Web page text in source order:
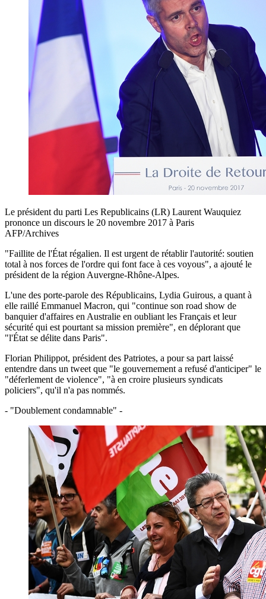
Le président du parti Les Republicains (LR) Laurent Wauquiez
prononce un discours le 20 novembre 2017 à Paris
AFP/Archives
"Faillite de l'État régalien. Il est urgent de rétablir l'autorité: soutien
total à nos forces de l'ordre qui font face à ces voyous", a ajouté le
président de la région Auvergne-Rhône-Alpes.
L'une des porte-parole des Républicains, Lydia Guirous, a quant à
elle raillé Emmanuel Macron, qui "continue son road show de
banquier d'affaires en Australie en oubliant les Français et leur
sécurité qui est pourtant sa mission première", en déplorant que
"l'État se délite dans Paris".
Florian Philippot, président des Patriotes, a pour sa part laissé
entendre dans un tweet que "le gouvernement a refusé d'anticiper" le
"déferlement de violence", "à en croire plusieurs syndicats
policiers", qu'il n'a pas nommés.
- "Doublement condamnable" -